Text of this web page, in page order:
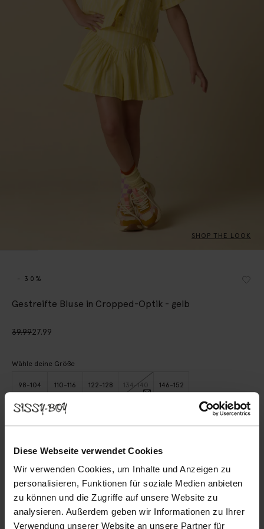
Diese Webseite verwendet Cookies
Wir verwenden Cookies, um Inhalte und Anzeigen zu
personalisieren, Funktionen für soziale Medien anbieten
zu können und die Zugriffe auf unsere Website zu
analysieren. Außerdem geben wir Informationen zu Ihrer
Verwendung unserer Website an unsere Partner für
SHOP THE LOOK
- 30%
Gestreifte Bluse in Cropped-Optik - gelb
39.9927.99
Wähle deine Größe
98-104 110-116 122-128 134-140 146-152
14 Tage Bedenkzeit
BESCHREIBUNG